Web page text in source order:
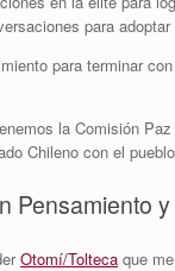
para
para terminar
la Comisión
Chileno con el
Pensamiento
Otomí/Tolteca que